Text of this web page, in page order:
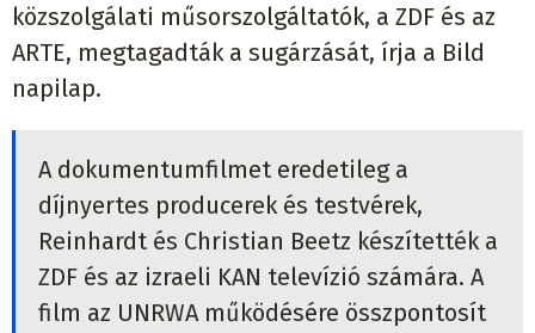
közszolgálati műsorszolgáltatók, a ZDF és az
ARTE, megtagadták a sugárzását, írja a Bild
napilap.
A dokumentumfilmet eredetileg a
díjnyertes producerek és testvérek,
Reinhardt és Christian Beetz készítették a
ZDF és az izraeli KAN televízió számára. A
film az UNRWA működésére összpontosít